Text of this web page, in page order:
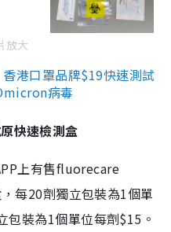
放大
港口罩品牌$19快速測試
病毒
快速檢測盒
上有售fluorecare
每20劑獨立包裝為1個單
裝為1個單位每劑$15。